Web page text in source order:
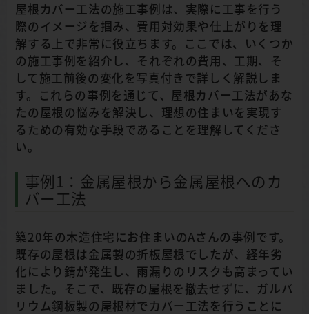
屋根カバー工法の施工事例は、実際に工事を行う
際のイメージを掴み、費用対効果や仕上がりを理
解する上で非常に役立ちます。ここでは、いくつか
の施工事例を紹介し、それぞれの費用、工期、そ
して施工前後の変化を写真付きで詳しく解説しま
す。これらの事例を通じて、屋根カバー工法があな
たの屋根の悩みを解決し、理想の住まいを実現す
るための有効な手段であることを理解してくださ
い。
事例1：金属屋根から金属屋根へのカ
バー工法
築20年の木造住宅にお住まいのAさんの事例です。
既存の屋根は金属製の折板屋根でしたが、経年劣
化により錆が発生し、雨漏りのリスクも高まってい
ました。そこで、既存の屋根を撤去せずに、ガルバ
リウム鋼板製の屋根材でカバー工法を行うことに